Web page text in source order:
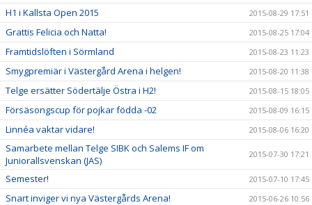
H1 i Kallsta Open 2015 2015-08-29 17:51
Grattis Felicia och Natta! 2015-08-25 17:04
Framtidslöften i Sörmland 2015-08-23 11:23
Smygpremiär i Västergård Arena i helgen! 2015-08-20 11:38
Telge ersätter Södertälje Östra i H2! 2015-08-15 18:05
Försäsongscup för pojkar födda -02 2015-08-09 16:15
Linnéa vaktar vidare! 2015-08-06 16:20
Samarbete mellan Telge SIBK och Salems IF om
Juniorallsvenskan (JAS)
2015-07-30 17:21
Semester! 2015-07-10 17:45
Snart inviger vi nya Västergårds Arena! 2015-06-26 10:56